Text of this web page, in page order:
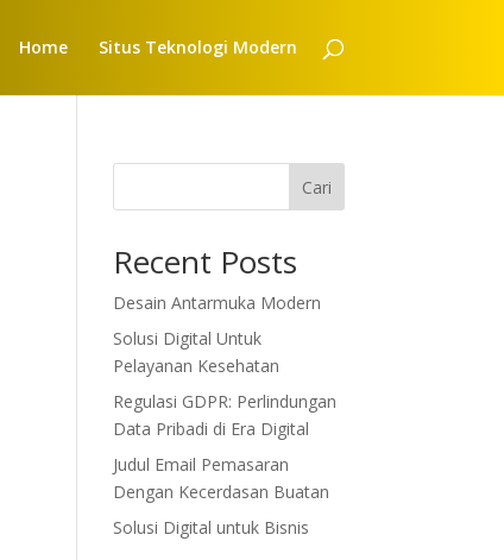
Home Situs Teknologi Modern
Cari
Recent Posts
Desain Antarmuka Modern
Solusi Digital Untuk
Pelayanan Kesehatan
Regulasi GDPR: Perlindungan
Data Pribadi di Era Digital
Judul Email Pemasaran
Dengan Kecerdasan Buatan
Solusi Digital untuk Bisnis